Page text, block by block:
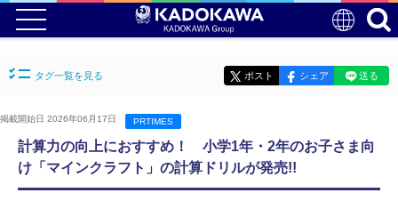
タグ一覧を見る ポスト シェア 送る
掲載開始日 2026年06月17日 PRTIMES
計算力の向上におすすめ！ 小学1年・2年のお子さま向
け「マインクラフト」の計算ドリルが発売!!